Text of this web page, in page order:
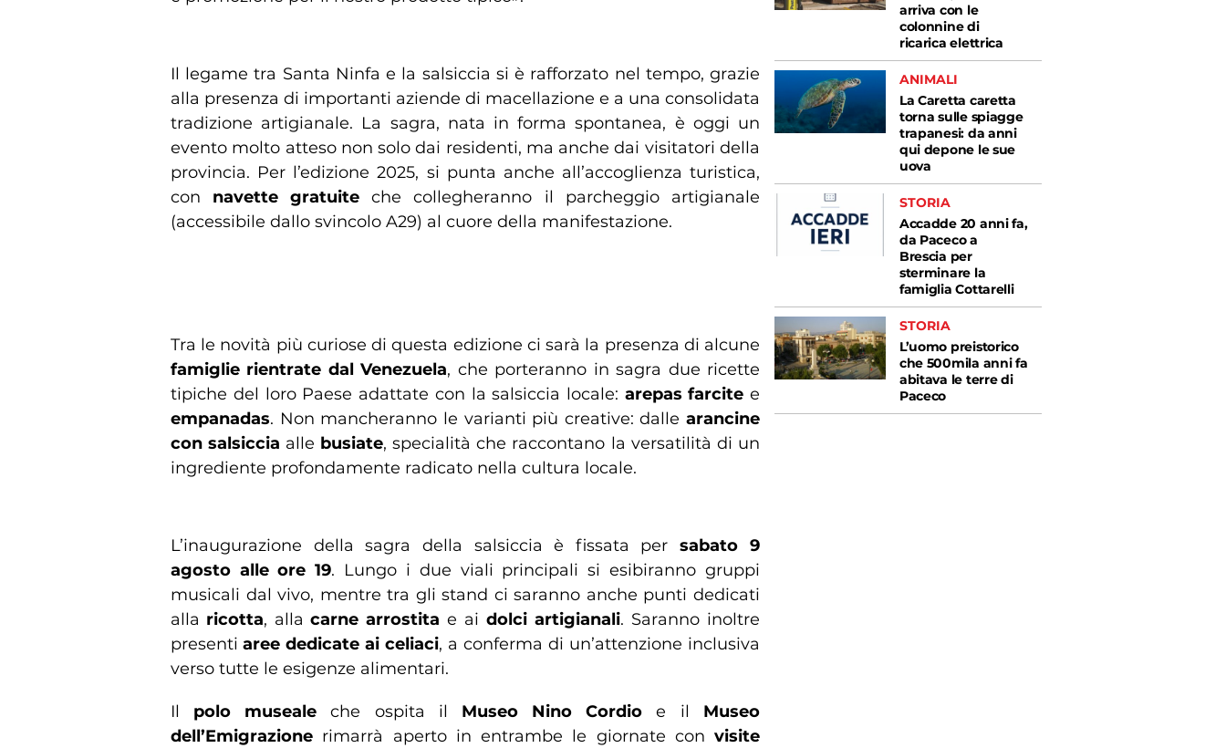
Il legame tra Santa Ninfa e la salsiccia si è rafforzato nel tempo, grazie
alla presenza di importanti aziende di macellazione e a una consolidata
tradizione artigianale. La sagra, nata in forma spontanea, è oggi un
evento molto atteso non solo dai residenti, ma anche dai visitatori della
provincia. Per l’edizione 2025, si punta anche all’accoglienza turistica,
con navette gratuite che collegheranno il parcheggio artigianale
(accessibile dallo svincolo A29) al cuore della manifestazione.
Tra le novità più curiose di questa edizione ci sarà la presenza di alcune
famiglie rientrate dal Venezuela, che porteranno in sagra due ricette
tipiche del loro Paese adattate con la salsiccia locale: arepas farcite e
empanadas. Non mancheranno le varianti più creative: dalle arancine
con salsiccia alle busiate, specialità che raccontano la versatilità di un
ingrediente profondamente radicato nella cultura locale.
L’inaugurazione della sagra della salsiccia è fissata per sabato 9
agosto alle ore 19. Lungo i due viali principali si esibiranno gruppi
musicali dal vivo, mentre tra gli stand ci saranno anche punti dedicati
alla ricotta, alla carne arrostita e ai dolci artigianali. Saranno inoltre
presenti aree dedicate ai celiaci, a conferma di un’attenzione inclusiva
verso tutte le esigenze alimentari.
Il polo museale che ospita il Museo Nino Cordio e il Museo
dell’Emigrazione rimarrà aperto in entrambe le giornate con visite
arriva con le
colonnine di
ricarica elettrica
ANIMALI
La Caretta caretta
torna sulle spiagge
trapanesi: da anni
qui depone le sue
uova
STORIA
Accadde 20 anni fa,
da Paceco a
Brescia per
sterminare la
famiglia Cottarelli
STORIA
L’uomo preistorico
che 500mila anni fa
abitava le terre di
Paceco